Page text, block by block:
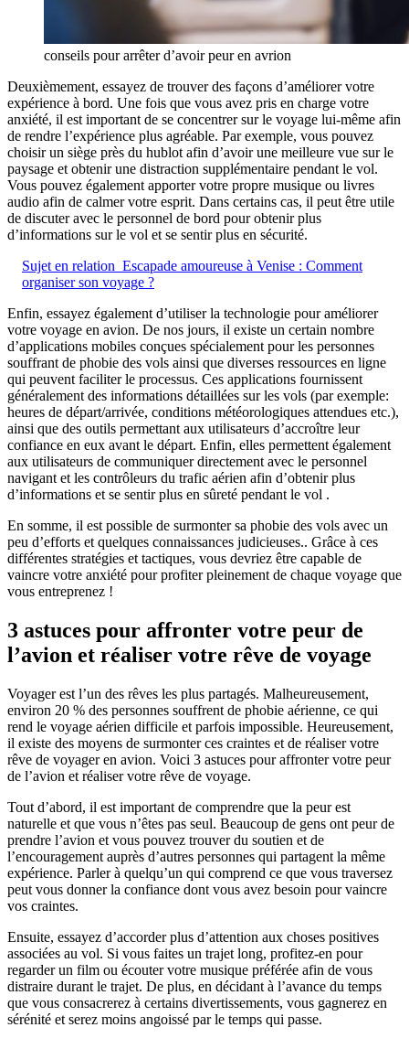
conseils pour arrêter d’avoir peur en avrion
Deuxièmement, essayez de trouver des façons d’améliorer votre
expérience à bord. Une fois que vous avez pris en charge votre
anxiété, il est important de se concentrer sur le voyage lui-même afin
de rendre l’expérience plus agréable. Par exemple, vous pouvez
choisir un siège près du hublot afin d’avoir une meilleure vue sur le
paysage et obtenir une distraction supplémentaire pendant le vol.
Vous pouvez également apporter votre propre musique ou livres
audio afin de calmer votre esprit. Dans certains cas, il peut être utile
de discuter avec le personnel de bord pour obtenir plus
d’informations sur le vol et se sentir plus en sécurité.
Sujet en relation Escapade amoureuse à Venise : Comment
organiser son voyage ?
Enfin, essayez également d’utiliser la technologie pour améliorer
votre voyage en avion. De nos jours, il existe un certain nombre
d’applications mobiles conçues spécialement pour les personnes
souffrant de phobie des vols ainsi que diverses ressources en ligne
qui peuvent faciliter le processus. Ces applications fournissent
généralement des informations détaillées sur les vols (par exemple:
heures de départ/arrivée, conditions météorologiques attendues etc.),
ainsi que des outils permettant aux utilisateurs d’accroître leur
confiance en eux avant le départ. Enfin, elles permettent également
aux utilisateurs de communiquer directement avec le personnel
navigant et les contrôleurs du trafic aérien afin d’obtenir plus
d’informations et se sentir plus en sûreté pendant le vol .
En somme, il est possible de surmonter sa phobie des vols avec un
peu d’efforts et quelques connaissances judicieuses.. Grâce à ces
différentes stratégies et tactiques, vous devriez être capable de
vaincre votre anxiété pour profiter pleinement de chaque voyage que
vous entreprenez !
3 astuces pour affronter votre peur de
l’avion et réaliser votre rêve de voyage
Voyager est l’un des rêves les plus partagés. Malheureusement,
environ 20 % des personnes souffrent de phobie aérienne, ce qui
rend le voyage aérien difficile et parfois impossible. Heureusement,
il existe des moyens de surmonter ces craintes et de réaliser votre
rêve de voyager en avion. Voici 3 astuces pour affronter votre peur
de l’avion et réaliser votre rêve de voyage.
Tout d’abord, il est important de comprendre que la peur est
naturelle et que vous n’êtes pas seul. Beaucoup de gens ont peur de
prendre l’avion et vous pouvez trouver du soutien et de
l’encouragement auprès d’autres personnes qui partagent la même
expérience. Parler à quelqu’un qui comprend ce que vous traversez
peut vous donner la confiance dont vous avez besoin pour vaincre
vos craintes.
Ensuite, essayez d’accorder plus d’attention aux choses positives
associées au vol. Si vous faites un trajet long, profitez-en pour
regarder un film ou écouter votre musique préférée afin de vous
distraire durant le trajet. De plus, en décidant à l’avance du temps
que vous consacrerez à certains divertissements, vous gagnerez en
sérénité et serez moins angoissé par le temps qui passe.